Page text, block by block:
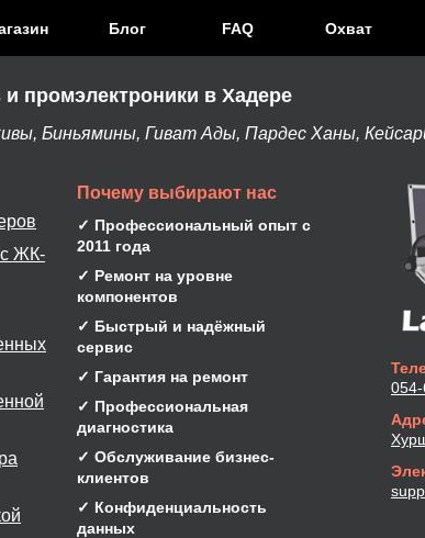
Блог FAQ Охват
промэлектроники в Хадере
Биньямины, Гиват Ады, Пардес Ханы,
с ЖК-
Почему выбирают нас
✓ Профессиональный опыт с
2011 года
✓ Ремонт на уровне
компонентов
✓ Быстрый и надёжный
сервис
✓ Гарантия на ремонт
✓ Профессиональная
диагностика
✓ Обслуживание бизнес-
клиентов
✓ Конфиденциальность
данных